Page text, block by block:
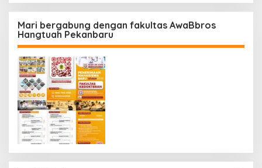
Mari bergabung dengan fakultas AwaBbros
Hangtuah Pekanbaru